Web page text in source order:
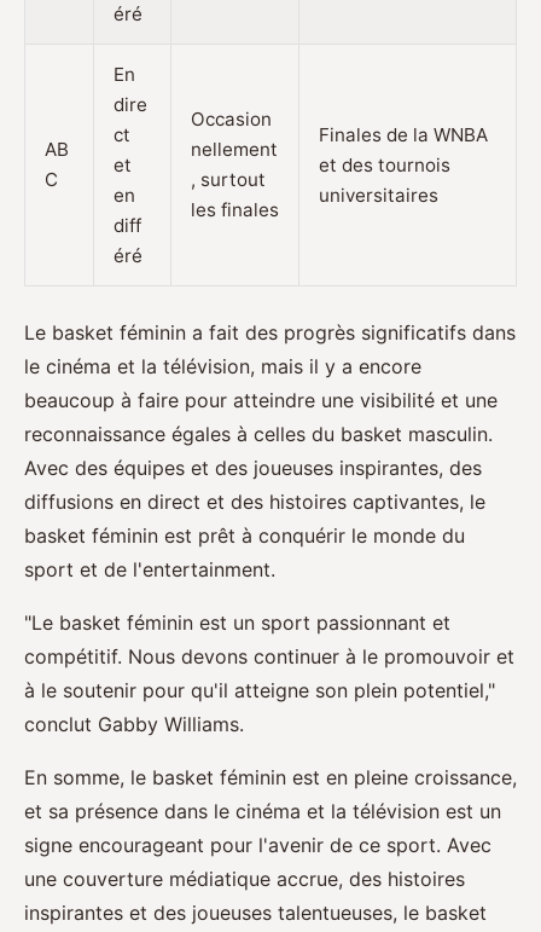
éré
AB
C
En
dire
ct
et
en
diff
éré
Occasion
nellement
, surtout
les finales
Finales de la WNBA
et des tournois
universitaires
Le basket féminin a fait des progrès significatifs dans
le cinéma et la télévision, mais il y a encore
beaucoup à faire pour atteindre une visibilité et une
reconnaissance égales à celles du basket masculin.
Avec des équipes et des joueuses inspirantes, des
diffusions en direct et des histoires captivantes, le
basket féminin est prêt à conquérir le monde du
sport et de l'entertainment.
"Le basket féminin est un sport passionnant et
compétitif. Nous devons continuer à le promouvoir et
à le soutenir pour qu'il atteigne son plein potentiel,"
conclut Gabby Williams.
En somme, le basket féminin est en pleine croissance,
et sa présence dans le cinéma et la télévision est un
signe encourageant pour l'avenir de ce sport. Avec
une couverture médiatique accrue, des histoires
inspirantes et des joueuses talentueuses, le basket